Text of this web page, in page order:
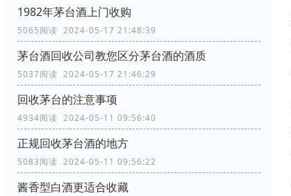
1982年茅台酒上门收购
5065阅读 2024-05-17 21:48:39
茅台酒回收公司教您区分茅台酒的酒质
5037阅读 2024-05-17 21:46:29
回收茅台的注意事项
4934阅读 2024-05-11 09:56:40
正规回收茅台酒的地方
5083阅读 2024-05-11 09:56:22
酱香型白酒更适合收藏